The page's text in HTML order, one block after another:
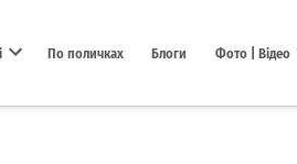
По поличках Блоги Фото | Відео